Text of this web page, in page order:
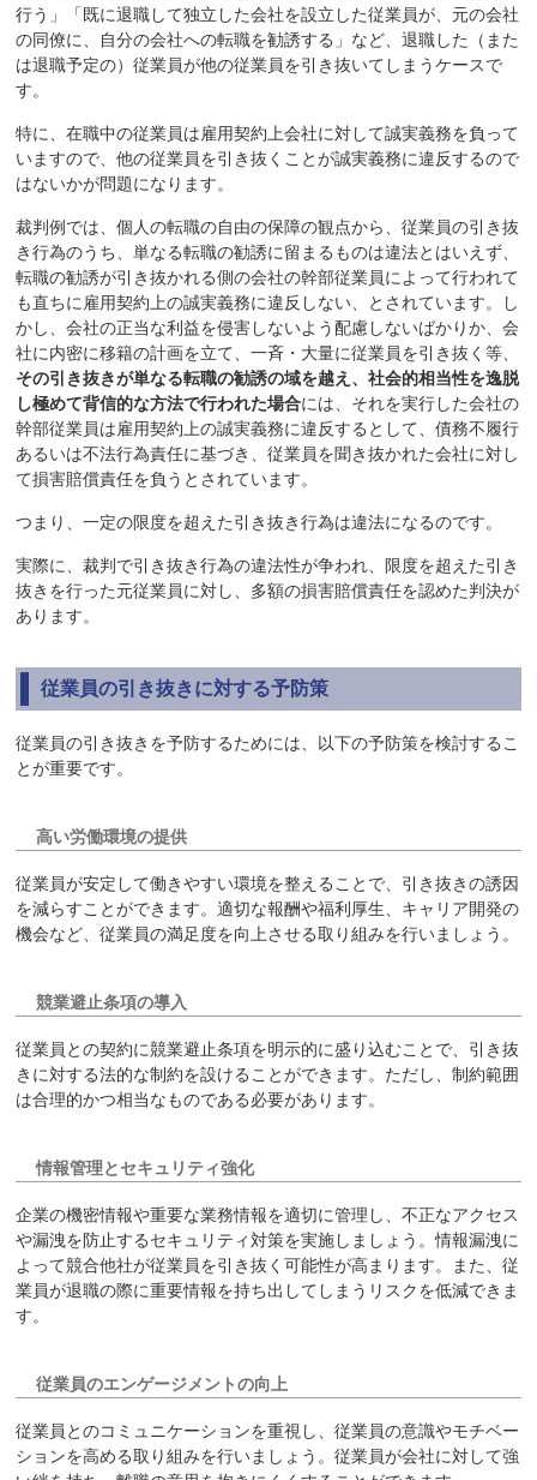
行う」「既に退職して独立した会社を設立した従業員が、元の会社
の同僚に、自分の会社への転職を勧誘する」など、退職した（また
は退職予定の）従業員が他の従業員を引き抜いてしまうケースで
す。
特に、在職中の従業員は雇用契約上会社に対して誠実義務を負って
いますので、他の従業員を引き抜くことが誠実義務に違反するので
はないかが問題になります。
裁判例では、個人の転職の自由の保障の観点から、従業員の引き抜
き行為のうち、単なる転職の勧誘に留まるものは違法とはいえず、
転職の勧誘が引き抜かれる側の会社の幹部従業員によって行われて
も直ちに雇用契約上の誠実義務に違反しない、とされています。し
かし、会社の正当な利益を侵害しないよう配慮しないばかりか、会
社に内密に移籍の計画を立て、一斉・大量に従業員を引き抜く等、
その引き抜きが単なる転職の勧誘の域を越え、社会的相当性を逸脱
し極めて背信的な方法で行われた場合には、それを実行した会社の
幹部従業員は雇用契約上の誠実義務に違反するとして、債務不履行
あるいは不法行為責任に基づき、従業員を聞き抜かれた会社に対し
て損害賠償責任を負うとされています。
つまり、一定の限度を超えた引き抜き行為は違法になるのです。
実際に、裁判で引き抜き行為の違法性が争われ、限度を超えた引き
抜きを行った元従業員に対し、多額の損害賠償責任を認めた判決が
あります。
従業員の引き抜きに対する予防策
従業員の引き抜きを予防するためには、以下の予防策を検討するこ
とが重要です。
高い労働環境の提供
従業員が安定して働きやすい環境を整えることで、引き抜きの誘因
を減らすことができます。適切な報酬や福利厚生、キャリア開発の
機会など、従業員の満足度を向上させる取り組みを行いましょう。
競業避止条項の導入
従業員との契約に競業避止条項を明示的に盛り込むことで、引き抜
きに対する法的な制約を設けることができます。ただし、制約範囲
は合理的かつ相当なものである必要があります。
情報管理とセキュリティ強化
企業の機密情報や重要な業務情報を適切に管理し、不正なアクセス
や漏洩を防止するセキュリティ対策を実施しましょう。情報漏洩に
よって競合他社が従業員を引き抜く可能性が高まります。また、従
業員が退職の際に重要情報を持ち出してしまうリスクを低減できま
す。
従業員のエンゲージメントの向上
従業員とのコミュニケーションを重視し、従業員の意識やモチベー
ションを高める取り組みを行いましょう。従業員が会社に対して強